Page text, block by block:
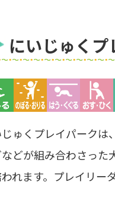
にいじゅくプ
ゅくプレイパークは
などが組み合わさっ
れます。プレイリー